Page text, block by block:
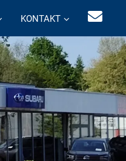
KONTAKT